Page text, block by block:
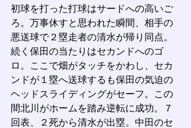
初球を打った打球はサードへの高いご
ろ。万事休すと思われた瞬間、相手の
悪送球で２塁走者の清水が帰り同点。
続く保田の当たりはセカンドへのゴ
ロ。ここで畑がタッチをかわし、セカ
ンドが１塁へ送球するも保田の気迫の
ヘッドスライディングがセーフ。この
間北川がホームを踏み逆転に成功。７
回表、２死から清水が出塁。中田のセ